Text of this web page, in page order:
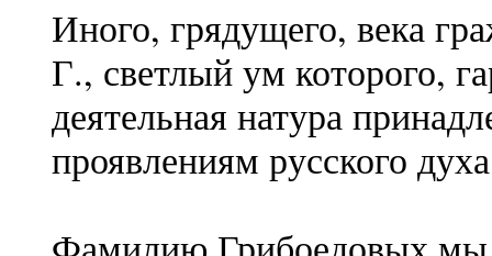
Иного, грядущего, века
Г., светлый ум которого,
деятельная натура
проявлениям русского